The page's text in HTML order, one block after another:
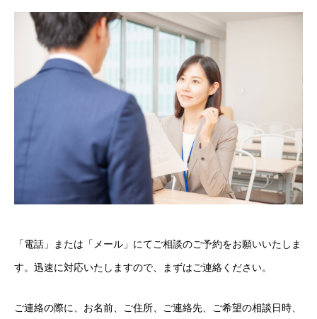
「電話」または「メール」にてご相談のご予約をお願いいたしま
す。迅速に対応いたしますので、まずはご連絡ください。
ご連絡の際に、お名前、ご住所、ご連絡先、ご希望の相談日時、